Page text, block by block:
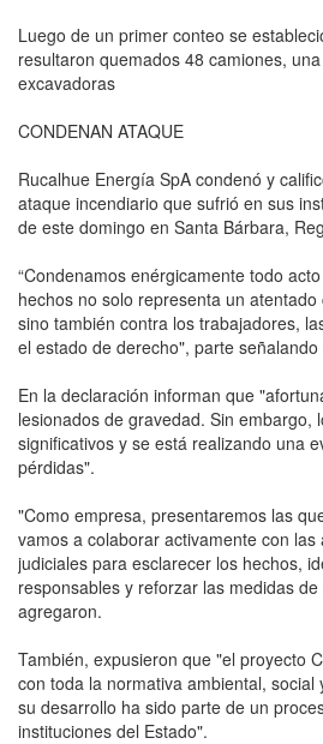
Luego de un primer conteo se
resultaron quemados 48 camiones,
excavadoras
CONDENAN ATAQUE
Rucalhue Energía SpA condenó y
ataque incendiario que sufrió en sus
de este domingo en Santa Bárbara,
“Condenamos enérgicamente todo
hechos no solo representa un
sino también contra los trabajadores,
el estado de derecho", parte señalando
En la declaración informan que
lesionados de gravedad. Sin embargo,
significativos y se está realizando una
pérdidas".
"Como empresa, presentaremos las
vamos a colaborar activamente con
judiciales para esclarecer los hechos,
responsables y reforzar las medidas
agregaron.
También, expusieron que "el proyecto
con toda la normativa ambiental, social
su desarrollo ha sido parte de un
instituciones del Estado".